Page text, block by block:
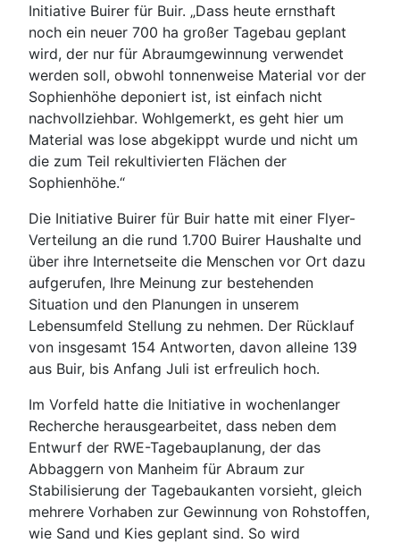
Initiative Buirer für Buir. „Dass heute ernsthaft
noch ein neuer 700 ha großer Tagebau geplant
wird, der nur für Abraumgewinnung verwendet
werden soll, obwohl tonnenweise Material vor der
Sophienhöhe deponiert ist, ist einfach nicht
nachvollziehbar. Wohlgemerkt, es geht hier um
Material was lose abgekippt wurde und nicht um
die zum Teil rekultivierten Flächen der
Sophienhöhe.“
Die Initiative Buirer für Buir hatte mit einer Flyer-
Verteilung an die rund 1.700 Buirer Haushalte und
über ihre Internetseite die Menschen vor Ort dazu
aufgerufen, Ihre Meinung zur bestehenden
Situation und den Planungen in unserem
Lebensumfeld Stellung zu nehmen. Der Rücklauf
von insgesamt 154 Antworten, davon alleine 139
aus Buir, bis Anfang Juli ist erfreulich hoch.
Im Vorfeld hatte die Initiative in wochenlanger
Recherche herausgearbeitet, dass neben dem
Entwurf der RWE-Tagebauplanung, der das
Abbaggern von Manheim für Abraum zur
Stabilisierung der Tagebaukanten vorsieht, gleich
mehrere Vorhaben zur Gewinnung von Rohstoffen,
wie Sand und Kies geplant sind. So wird